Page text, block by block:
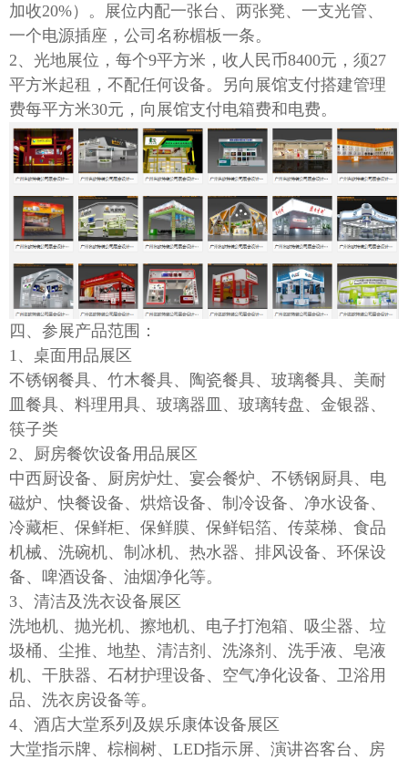
加收20%） 。 展位内配一张台、两张凳、一支光管、
一个电源插座，公司名称楣板一条。
2、光地展位，每个9平方米，收人民币8400元，须27
平方米起租，不配任何设备。另向展馆支付搭建管理
费每平方米30元，向展馆支付电箱费和电费。
四 、参展产品范围 ：
1、桌面用品展区
不锈钢餐具、竹木餐具、陶瓷餐具、玻璃餐具、美耐
皿餐具、料理用具、玻璃器皿、玻璃转盘、金银器、
筷子类
2、厨房餐饮设备用品展区
中西厨设备、厨房炉灶、宴会餐炉、不锈钢厨具、电
磁炉、快餐设备、烘焙设备、制冷设备、净水设备、
冷藏柜、保鲜柜、保鲜膜、保鲜铝箔、传菜梯、食品
机械、洗碗机、制冰机、热水器、排风设备、环保设
备、啤酒设备、油烟净化等。
3、清洁及洗衣设备展区
洗地机、抛光机、擦地机、电子打泡箱、吸尘器、垃
圾桶、尘推、地垫、清洁剂、洗涤剂、洗手液、皂液
机、干肤器、石材护理设备、空气净化设备、卫浴用
品、洗衣房设备等。
4、酒店大堂系列及娱乐康体设备展区
大堂指示牌、棕榈树、 LED指示屏、演讲咨客台、房